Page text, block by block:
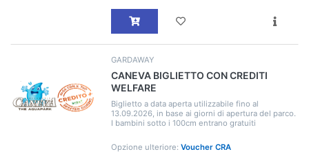
GARDAWAY
CANEVA BIGLIETTO CON CREDITI
WELFARE
Biglietto a data aperta utilizzabile fino al
13.09.2026, in base ai giorni di apertura del parco.
I bambini sotto i 100cm entrano gratuiti
Opzione ulteriore: Voucher CRA